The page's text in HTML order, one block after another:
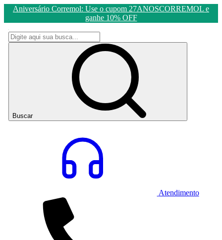
Aniversário Corremol: Use o cupom 27ANOSCORREMOL e
ganhe 10% OFF
Buscar
Atendimento